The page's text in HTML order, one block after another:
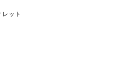
ット